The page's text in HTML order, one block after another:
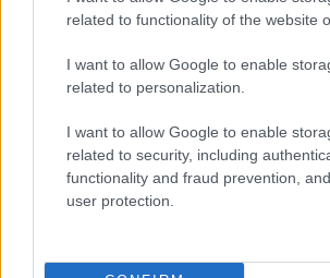
related to functionality of the website
I want to allow Google to enable
related to personalization.
I want to allow Google to enable
related to security, including
functionality and fraud prevention,
user protection.